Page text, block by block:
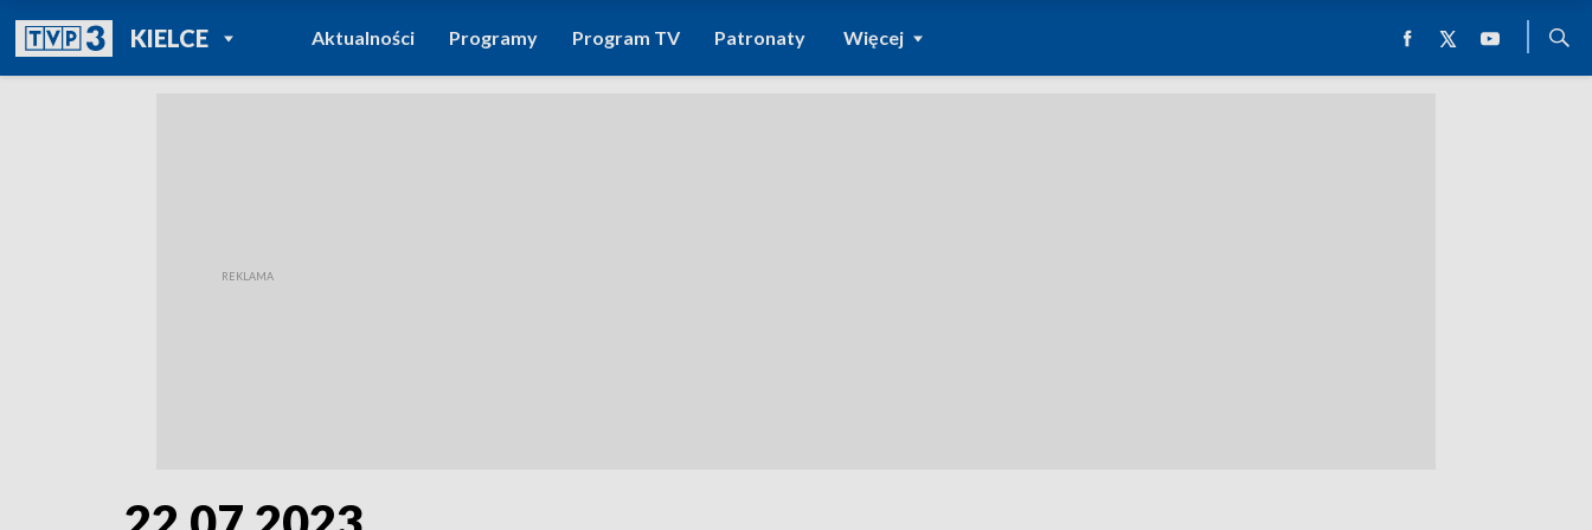
KIELCEPOWRÓT DO
TVP REGIONY
Aktualności Programy Program TV Patronaty Więcej